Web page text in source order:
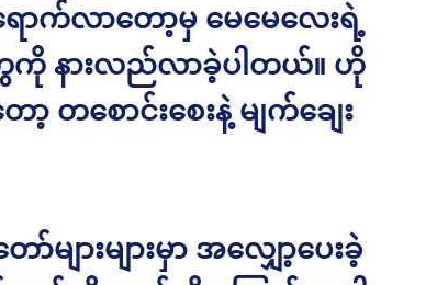
ာက်လာတော့မှ မေမေလေးရဲ့
ေကို နားလည်လာခဲ့ပါတယ်။ ဟို
တစောင်းစေးနဲ့ မျက်ချေး
များများမှာ အလျှော့ပေးခဲ့